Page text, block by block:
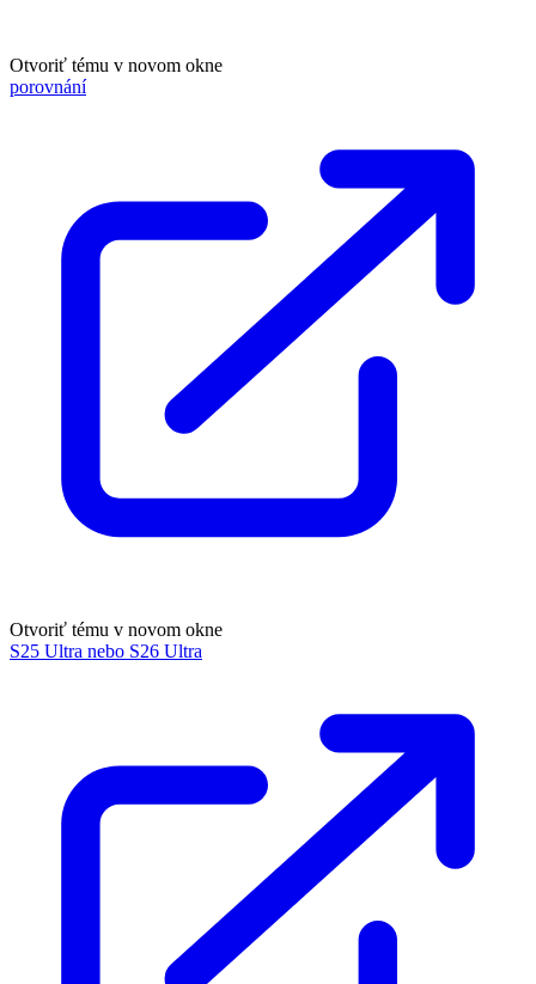
Otvoriť tému v novom okne
porovnání
Otvoriť tému v novom okne
S25 Ultra nebo S26 Ultra